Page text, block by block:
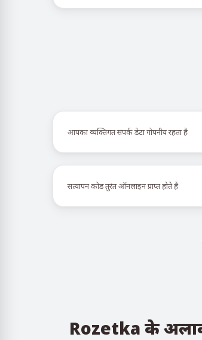
आपका व्यक्तिगत संपर्क डेटा गोपनीय रहता है
सत्यापन कोड तुरंत ऑनलाइन प्राप्त होते हैं
Rozetka के